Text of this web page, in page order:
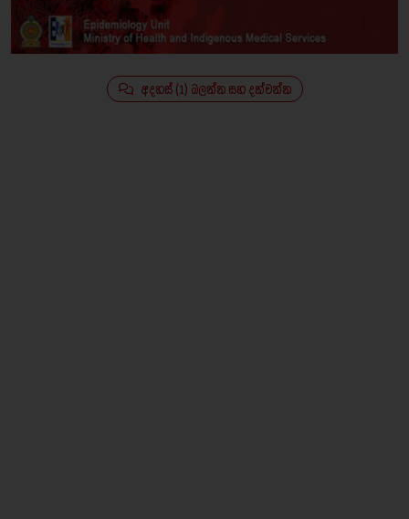
අදහස් (1) බලන්න සහ දක්වන්න